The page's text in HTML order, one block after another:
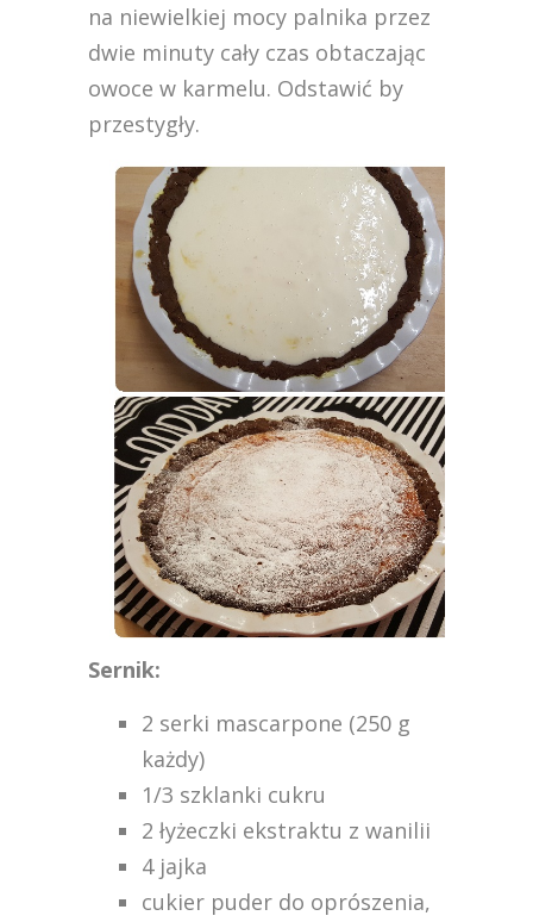
na niewielkiej mocy palnika przez
dwie minuty cały czas obtaczając
owoce w karmelu. Odstawić by
przestygły.
Sernik:
2 serki mascarpone (250 g
każdy)
1/3 szklanki cukru
2 łyżeczki ekstraktu z wanilii
4 jajka
cukier puder do oprószenia,